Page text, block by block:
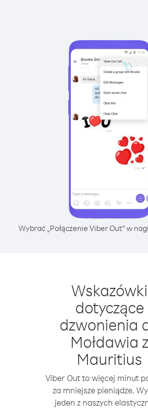
Wybrać „Połączenie Viber Out” w
Wskazówki
dotyczące
dzwonienia
Mołdawia z
Mauritius
Viber Out to więcej minut
za mniejsze pieniądze.
jeden z naszych